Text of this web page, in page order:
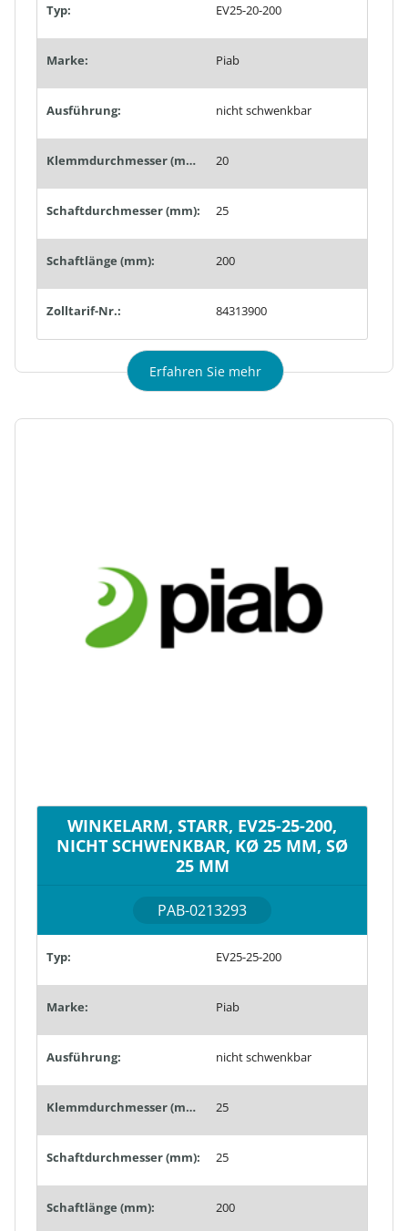
Typ: EV25-20-200
Marke: Piab
Ausführung: nicht schwenkbar
Klemmdurchmesser (mm): 20
Schaftdurchmesser (mm): 25
Schaftlänge (mm): 200
Zolltarif-Nr.: 84313900
Erfahren Sie mehr
WINKELARM, STARR, EV25-25-200,
NICHT SCHWENKBAR, KØ 25 MM, SØ
25 MM
PAB-0213293
Typ: EV25-25-200
Marke: Piab
Ausführung: nicht schwenkbar
Klemmdurchmesser (mm): 25
Schaftdurchmesser (mm): 25
Schaftlänge (mm): 200